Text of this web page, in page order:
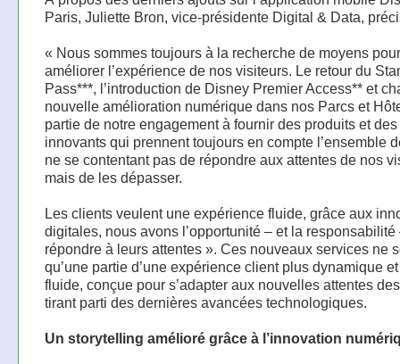
Paris, Juliette Bron, vice-présidente Digital & Data,
« Nous sommes toujours à la recherche de moyens pour
améliorer l’expérience de nos visiteurs. Le retour du
Pass***, l’introduction de Disney Premier Access** et
nouvelle amélioration numérique dans nos Parcs et
partie de notre engagement à fournir des produits et
innovants qui prennent toujours en compte l’ensemble
ne se contentant pas de répondre aux attentes de nos
mais de les dépasser.
Les clients veulent une expérience fluide, grâce aux
digitales, nous avons l’opportunité – et la responsabilité
répondre à leurs attentes ». Ces nouveaux services ne
qu’une partie d’une expérience client plus dynamique
fluide, conçue pour s’adapter aux nouvelles attentes
tirant parti des dernières avancées technologiques.
Un storytelling amélioré grâce à l’innovation